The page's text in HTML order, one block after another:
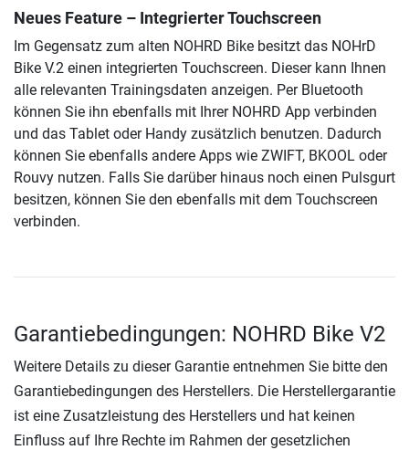
Neues Feature – Integrierter Touchscreen
Im Gegensatz zum alten NOHRD Bike besitzt das NOHrD
Bike V.2 einen integrierten Touchscreen. Dieser kann Ihnen
alle relevanten Trainingsdaten anzeigen. Per Bluetooth
können Sie ihn ebenfalls mit Ihrer NOHRD App verbinden
und das Tablet oder Handy zusätzlich benutzen. Dadurch
können Sie ebenfalls andere Apps wie ZWIFT, BKOOL oder
Rouvy nutzen. Falls Sie darüber hinaus noch einen Pulsgurt
besitzen, können Sie den ebenfalls mit dem Touchscreen
verbinden.
Garantiebedingungen: NOHRD Bike V2
Weitere Details zu dieser Garantie entnehmen Sie bitte den
Garantiebedingungen des Herstellers. Die Herstellergarantie
ist eine Zusatzleistung des Herstellers und hat keinen
Einfluss auf Ihre Rechte im Rahmen der gesetzlichen